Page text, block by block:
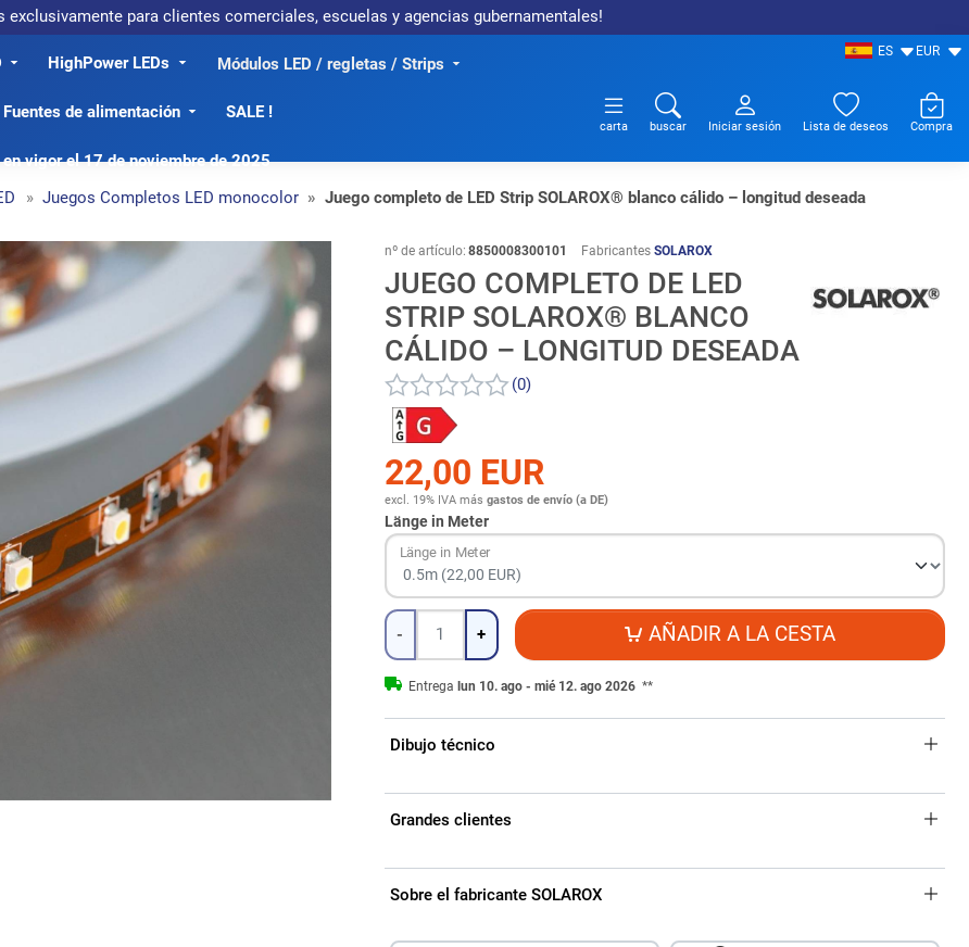
exclusivamente para clientes comerciales, escuelas y agencias gubernamentales!
ES EUR
HighPower LEDs Módulos LED / regletas / Strips
Fuentes de alimentación SALE !
vigor el 17 de noviembre de 2025
carta buscar Iniciar sesión Lista de deseos Compra
Juegos Completos LED monocolor Juego completo de LED Strip SOLAROX® blanco cálido – longitud deseada
nº de artículo: 8850008300101 Fabricantes SOLAROX
JUEGO COMPLETO DE LED
STRIP SOLAROX® BLANCO
CÁLIDO – LONGITUD DESEADA
(0)
22,00 EUR
excl. 19% IVA más gastos de envío (a DE)
Länge in Meter
Länge in Meter
Cantidad
- + AÑADIR A LA CESTA
Entrega lun 10. ago - mié 12. ago 2026 **
Dibujo técnico
Grandes clientes
Sobre el fabricante SOLAROX